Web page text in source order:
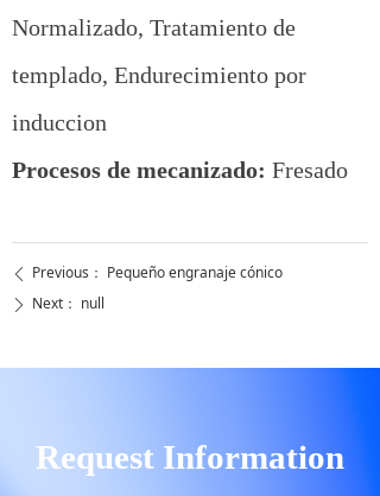
Normalizado, Tratamiento de
templado, Endurecimiento por
induccion
Procesos de mecanizado: Fresado
ꄴ Previous： Pequeño engranaje cónico
ꄲ Next： null
Request Information